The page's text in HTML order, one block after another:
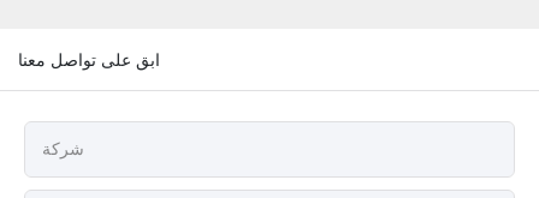
ابق على تواصل معنا
شركة